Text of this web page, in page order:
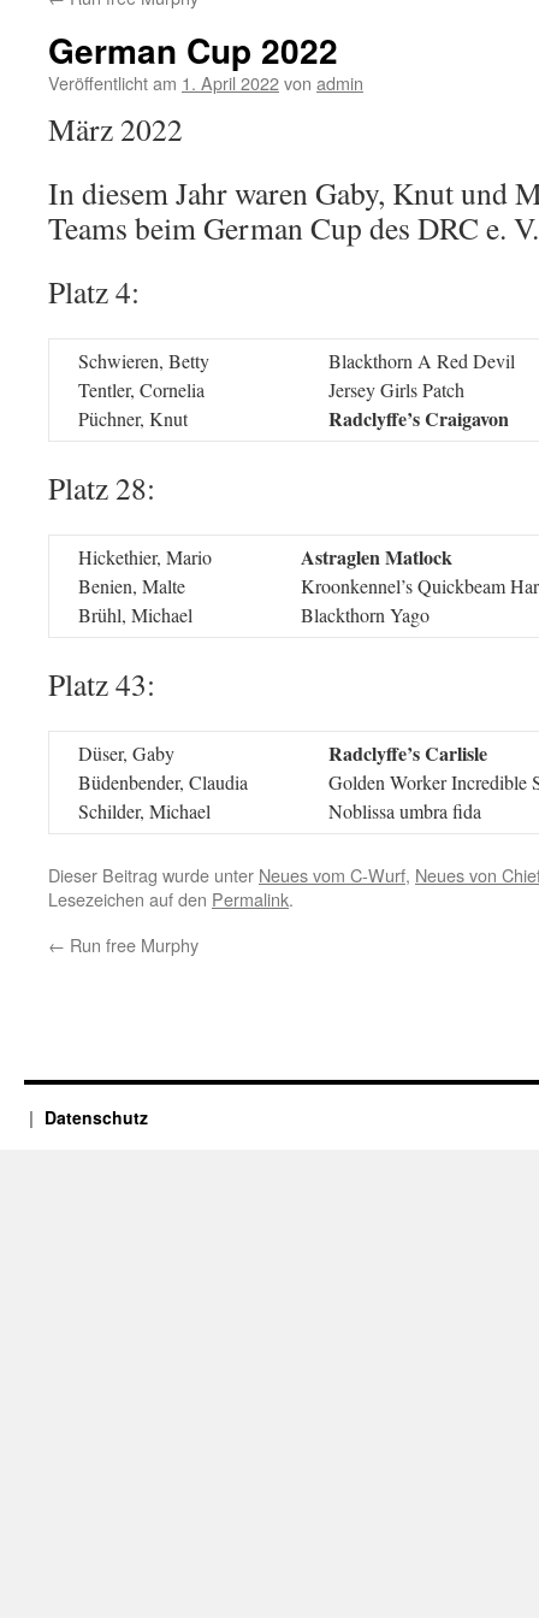
German Cup 2022
Veröffentlicht am 1. April 2022von admin
März 2022
In diesem Jahr waren Gaby, Knut und
Teams beim German Cup des DRC e.
Platz 4:
Schwieren, Betty
Tentler, Cornelia
Püchner, Knut
Blackthorn A Red Devil
Jersey Girls Patch
Radclyffe’s Craigavon
Platz 28:
Hickethier, Mario
Benien, Malte
Brühl, Michael
Astraglen Matlock
Kroonkennel’s Quickbeam
Blackthorn Yago
Platz 43:
Düser, Gaby
Büdenbender, Claudia
Schilder, Michael
Radclyffe’s Carlisle
Golden Worker Incredible
Noblissa umbra fida
Dieser Beitrag wurde unter Neues vom C-Wurf, Neues von
Lesezeichen auf den Permalink.
← Run free Murphy
Datenschutz